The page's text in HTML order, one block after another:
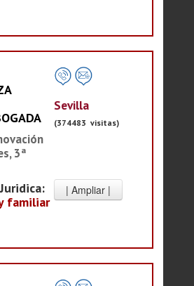
3ª
familiar
Sevilla
(374483 visitas)